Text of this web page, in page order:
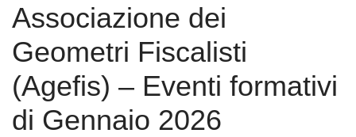
Associazione dei
Geometri Fiscalisti
(Agefis) – Eventi formativi
di Gennaio 2026